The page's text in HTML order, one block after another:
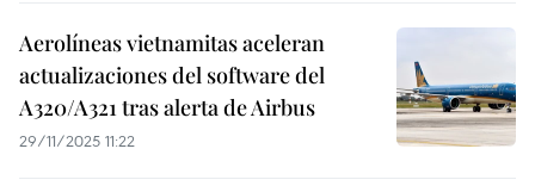
Aerolíneas vietnamitas aceleran
actualizaciones del software del
A320/A321 tras alerta de Airbus
29/11/2025 11:22